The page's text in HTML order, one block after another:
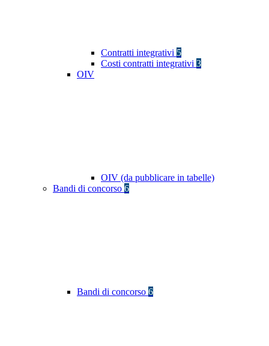
Contratti integrativi 5
Costi contratti integrativi 3
OIV
OIV (da pubblicare in tabelle)
Bandi di concorso 6
Bandi di concorso 6